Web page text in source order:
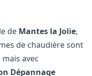
de Mantes la Jolie,
de chaudière sont
avec
Dépannage